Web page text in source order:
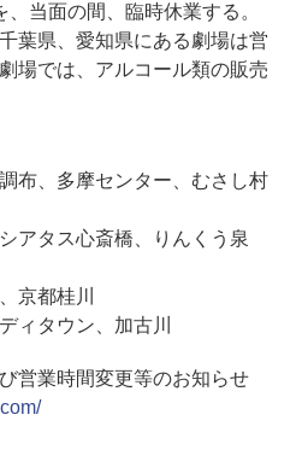
当面の間、臨時休業する。
葉県、愛知県にある劇場は営
場では、アルコール類の販売
布、多摩センター、むさし村
アタス心斎橋、りんくう泉
京都桂川
ィタウン、加古川
営業時間変更等のお知らせ